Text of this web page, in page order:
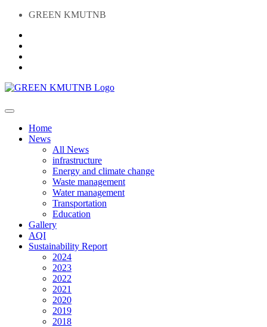
GREEN KMUTNB
Home
News
All News
infrastructure
Energy and climate change
Waste management
Water management
Transportation
Education
Gallery
AQI
Sustainability Report
2024
2023
2022
2021
2020
2019
2018